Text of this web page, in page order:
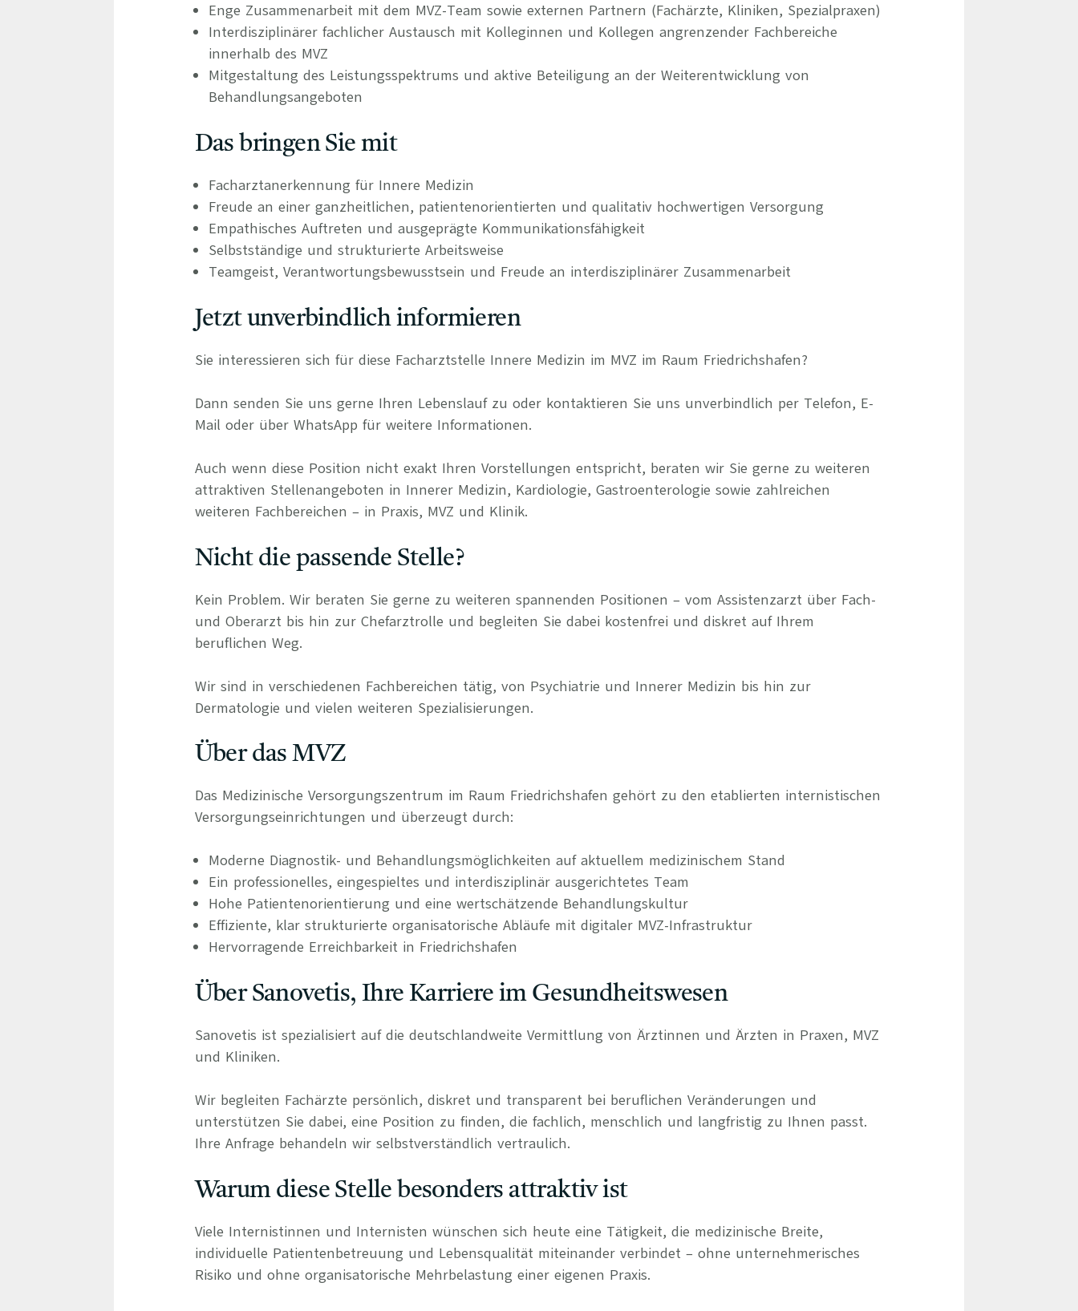
Enge Zusammenarbeit mit dem MVZ-Team sowie externen Partnern (Fachärzte, Kliniken, Spezialpraxen)
Interdisziplinärer fachlicher Austausch mit Kolleginnen und Kollegen angrenzender Fachbereiche
innerhalb des MVZ
Mitgestaltung des Leistungsspektrums und aktive Beteiligung an der Weiterentwicklung von
Behandlungsangeboten
Das bringen Sie mit
Facharztanerkennung für Innere Medizin
Freude an einer ganzheitlichen, patientenorientierten und qualitativ hochwertigen Versorgung
Empathisches Auftreten und ausgeprägte Kommunikationsfähigkeit
Selbstständige und strukturierte Arbeitsweise
Teamgeist, Verantwortungsbewusstsein und Freude an interdisziplinärer Zusammenarbeit
Jetzt unverbindlich informieren
Sie interessieren sich für diese Facharztstelle Innere Medizin im MVZ im Raum Friedrichshafen?
Dann senden Sie uns gerne Ihren Lebenslauf zu oder kontaktieren Sie uns unverbindlich per Telefon, E-
Mail oder über WhatsApp für weitere Informationen.
Auch wenn diese Position nicht exakt Ihren Vorstellungen entspricht, beraten wir Sie gerne zu weiteren
attraktiven Stellenangeboten in Innerer Medizin, Kardiologie, Gastroenterologie sowie zahlreichen
weiteren Fachbereichen – in Praxis, MVZ und Klinik.
Nicht die passende Stelle?
Kein Problem. Wir beraten Sie gerne zu weiteren spannenden Positionen – vom Assistenzarzt über Fach-
und Oberarzt bis hin zur Chefarztrolle und begleiten Sie dabei kostenfrei und diskret auf Ihrem
beruflichen Weg.
Wir sind in verschiedenen Fachbereichen tätig, von Psychiatrie und Innerer Medizin bis hin zur
Dermatologie und vielen weiteren Spezialisierungen.
Über das MVZ
Das Medizinische Versorgungszentrum im Raum Friedrichshafen gehört zu den etablierten internistischen
Versorgungseinrichtungen und überzeugt durch:
Moderne Diagnostik- und Behandlungsmöglichkeiten auf aktuellem medizinischem Stand
Ein professionelles, eingespieltes und interdisziplinär ausgerichtetes Team
Hohe Patientenorientierung und eine wertschätzende Behandlungskultur
Effiziente, klar strukturierte organisatorische Abläufe mit digitaler MVZ-Infrastruktur
Hervorragende Erreichbarkeit in Friedrichshafen
Über Sanovetis, Ihre Karriere im Gesundheitswesen
Sanovetis ist spezialisiert auf die deutschlandweite Vermittlung von Ärztinnen und Ärzten in Praxen, MVZ
und Kliniken.
Wir begleiten Fachärzte persönlich, diskret und transparent bei beruflichen Veränderungen und
unterstützen Sie dabei, eine Position zu finden, die fachlich, menschlich und langfristig zu Ihnen passt.
Ihre Anfrage behandeln wir selbstverständlich vertraulich.
Warum diese Stelle besonders attraktiv ist
Viele Internistinnen und Internisten wünschen sich heute eine Tätigkeit, die medizinische Breite,
individuelle Patientenbetreuung und Lebensqualität miteinander verbindet – ohne unternehmerisches
Risiko und ohne organisatorische Mehrbelastung einer eigenen Praxis.